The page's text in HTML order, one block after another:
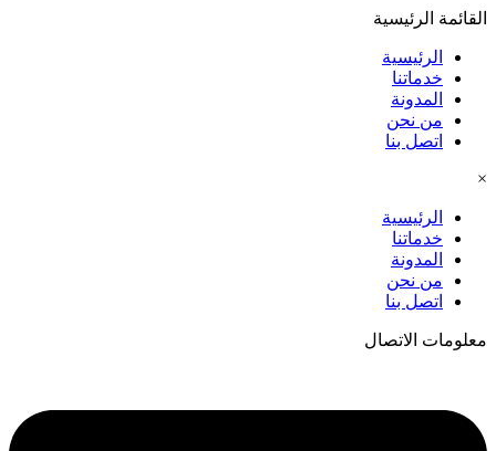
القائمة الرئيسية
الرئيسية
خدماتنا
المدونة
من نحن
اتصل بنا
×
الرئيسية
خدماتنا
المدونة
من نحن
اتصل بنا
معلومات الاتصال